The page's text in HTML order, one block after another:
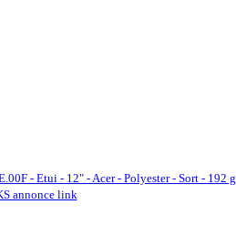
- Etui - 12" - Acer - Polyester - Sort - 192 g
annonce link